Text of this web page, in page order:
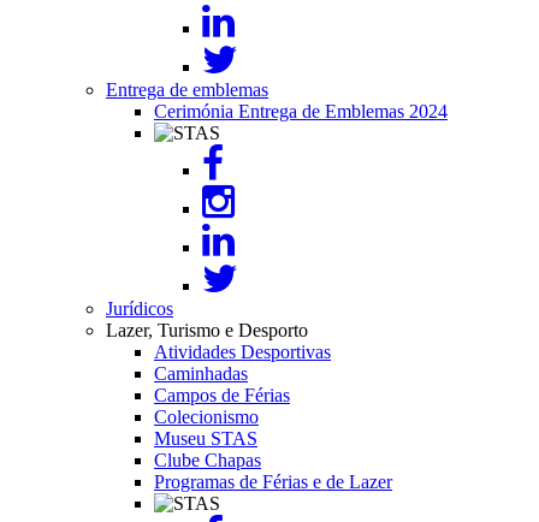
Entrega de emblemas
Cerimónia Entrega de Emblemas 2024
Image
Jurídicos
Lazer, Turismo e Desporto
Atividades Desportivas
Caminhadas
Campos de Férias
Colecionismo
Museu STAS
Clube Chapas
Programas de Férias e de Lazer
Image